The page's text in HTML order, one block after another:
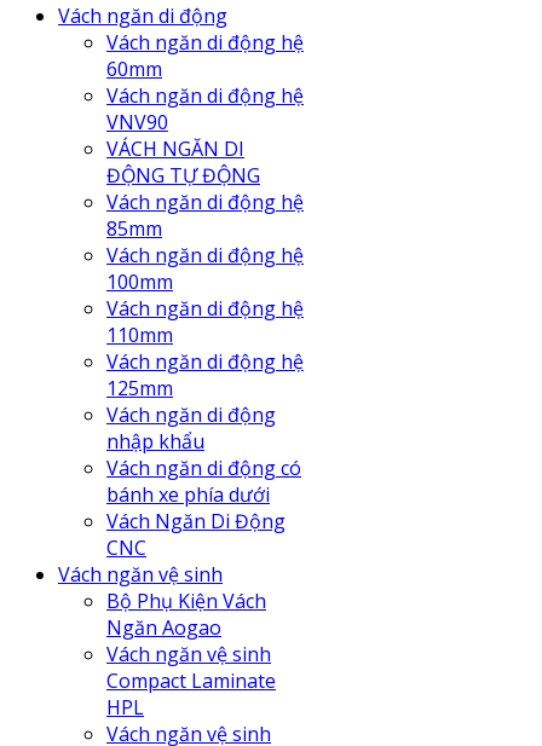
Vách ngăn di động
Vách ngăn di động hệ
60mm
Vách ngăn di động hệ
VNV90
VÁCH NGĂN DI
ĐỘNG TỰ ĐỘNG
Vách ngăn di động hệ
85mm
Vách ngăn di động hệ
100mm
Vách ngăn di động hệ
110mm
Vách ngăn di động hệ
125mm
Vách ngăn di động
nhập khẩu
Vách ngăn di động có
bánh xe phía dưới
Vách Ngăn Di Động
CNC
Vách ngăn vệ sinh
Bộ Phụ Kiện Vách
Ngăn Aogao
Vách ngăn vệ sinh
Compact Laminate
HPL
Vách ngăn vệ sinh